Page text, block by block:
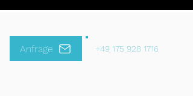
Anfrage +49 175 928 1716